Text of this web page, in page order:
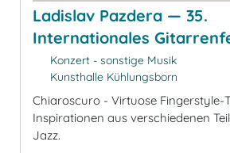
Ladislav Pazdera — 35.
Internationales
Konzert - sonstige Musik
Kunsthalle Kühlungsborn
Chiaroscuro - Virtuose Fingerstyle-
Inspirationen aus verschiedenen
Jazz.